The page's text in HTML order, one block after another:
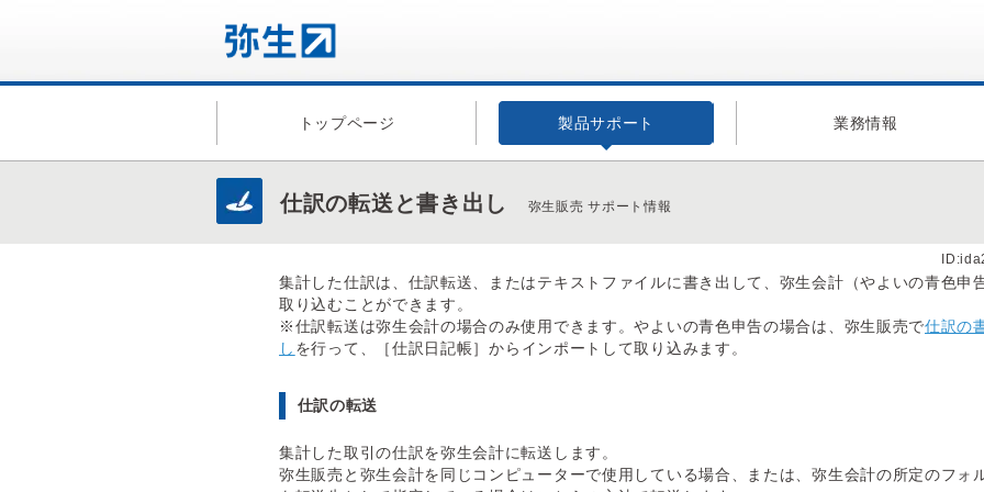
トップページ 製品サポート 業務情報
仕訳の転送と書き出し 弥生販売 サポート情報
集計した仕訳は、仕訳転送、またはテキストファイルに書き出して、弥生会計（やよいの青色申
取り込むことができます。
※仕訳転送は弥生会計の場合のみ使用できます。やよいの青色申告の場合は、弥生販売で仕訳の
し を行って、［仕訳日記帳］からインポートして取り込みます。
仕訳の転送
集計した取引の仕訳を弥生会計に転送します。
弥生販売と弥生会計を同じコンピューターで使用している場合、または、弥生会計の所定のフォ